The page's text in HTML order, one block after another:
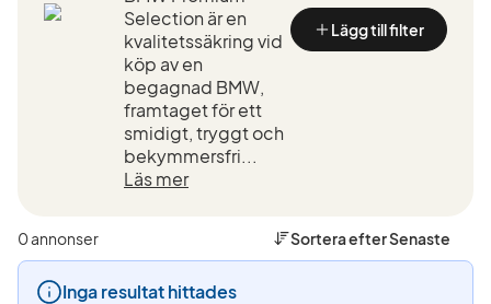
Selection är en
kvalitetssäkring vid
köp av en
begagnad BMW,
framtaget för ett
smidigt, tryggt och
bekymmersfri...
Läs mer
Lägg till filter
0 annonser Sortera efterSenaste
Inga resultat hittades